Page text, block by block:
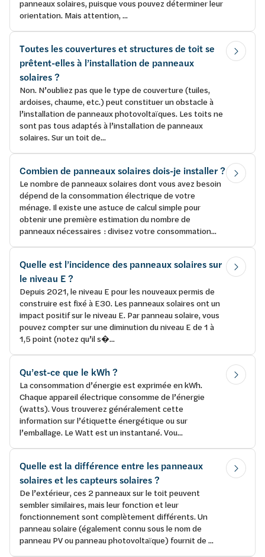
panneaux solaires, puisque vous pouvez déterminer leur
orientation. Mais attention, ...
Toutes les couvertures et structures de toit se
prêtent-elles à l’installation de panneaux
solaires ?
Non. N’oubliez pas que le type de couverture (tuiles,
ardoises, chaume, etc.) peut constituer un obstacle à
l’installation de panneaux photovoltaïques. Les toits ne
sont pas tous adaptés à l’installation de panneaux
solaires. Sur un toit de...
Combien de panneaux solaires dois-je installer ?
Le nombre de panneaux solaires dont vous avez besoin
dépend de la consommation électrique de votre
ménage. Il existe une astuce de calcul simple pour
obtenir une première estimation du nombre de
panneaux nécessaires : divisez votre consommation...
Quelle est l’incidence des panneaux solaires sur
le niveau E ?
Depuis 2021, le niveau E pour les nouveaux permis de
construire est fixé à E30. Les panneaux solaires ont un
impact positif sur le niveau E. Par panneau solaire, vous
pouvez compter sur une diminution du niveau E de 1 à
1,5 point (notez qu’il s�...
Qu’est-ce que le kWh ?
La consommation d’énergie est exprimée en kWh.
Chaque appareil électrique consomme de l’énergie
(watts). Vous trouverez généralement cette
information sur l’étiquette énergétique ou sur
l’emballage. Le Watt est un instantané. Vou...
Quelle est la différence entre les panneaux
solaires et les capteurs solaires ?
De l’extérieur, ces 2 panneaux sur le toit peuvent
sembler similaires, mais leur fonction et leur
fonctionnement sont complètement différents. Un
panneau solaire (également connu sous le nom de
panneau PV ou panneau photovoltaïque) fournit de ...